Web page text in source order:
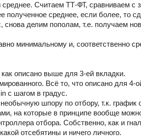
Считаем ТТ-ФТ, сравниваем с
полученное среднее, если более, то
делим пополам, т.е. получаем
минимальному и, соответственно
описано выше для 3-ей вкладки.
Всё то, что описано для 4-
с шагом в градус.
шпору по отбору, т.к. график
на которые в принципе вообще
отбора. Собственно, как и
отсебятины и ничего личного.